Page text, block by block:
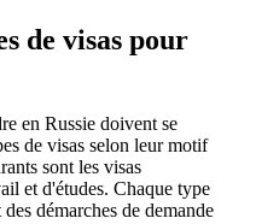
de visas pour
en Russie doivent se
de visas selon leur motif
sont les visas
et d'études. Chaque type
démarches de demande